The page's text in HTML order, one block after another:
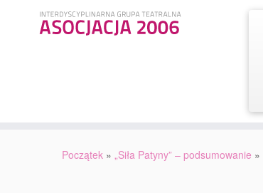
Początek » „Siła Patyny” – podsumowanie »